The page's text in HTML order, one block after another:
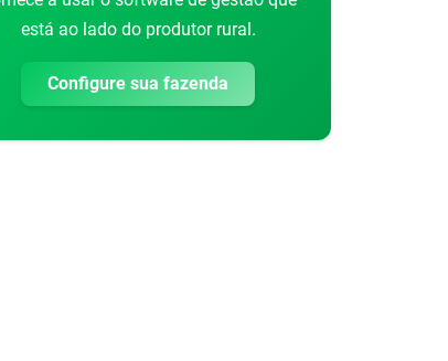
está ao lado do produtor rural.
Configure sua fazenda